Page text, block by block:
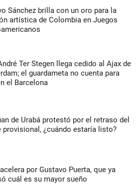
Sánchez brilla con un oro para la
artística de Colombia en Juegos
Ter Stegen llega cedido al Ajax de
el guardameta no cuenta para
el Barcelona
de Urabá protestó por el retraso del
provisional, ¿cuándo estaría listo?
por Gustavo Puerta, que ya
cuál es su mayor sueño